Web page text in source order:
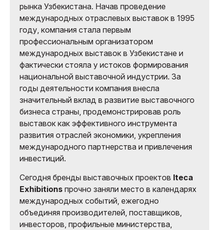
рынка Узбекистана. Начав проведение
международных отраслевых выставок в 1995
году, компания стала первым
профессиональным организатором
международных выставок в Узбекистане и
фактически стояла у истоков формирования
национальной выставочной индустрии. За
годы деятельности компания внесла
значительный вклад в развитие выставочного
бизнеса страны, продемонстрировав роль
выставок как эффективного инструмента
развития отраслей экономики, укрепления
международного партнерства и привлечения
инвестиций.
Сегодня бренды выставочных проектов Iteca
Exhibitions прочно заняли место в календарях
международных событий, ежегодно
объединяя производителей, поставщиков,
инвесторов, профильные министерства,